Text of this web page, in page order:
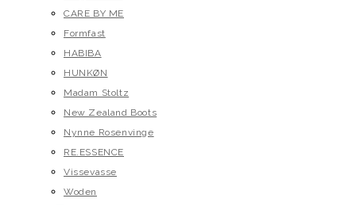
CARE BY ME
Formfast
HABIBA
HUNKØN
Madam Stoltz
New Zealand Boots
Nynne Rosenvinge
RE.ESSENCE
Vissevasse
Woden